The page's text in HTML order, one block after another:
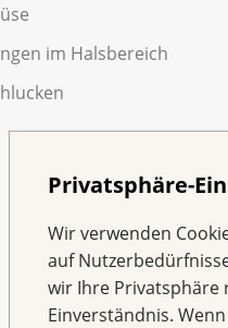
Privatsphäre-
Wir verwenden
auf
wir Ihre Privatsphäre
Einverständnis.
im Halsbereich